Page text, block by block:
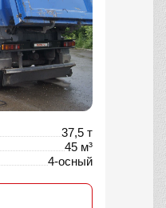
37,5 т
45 м³
4-осный